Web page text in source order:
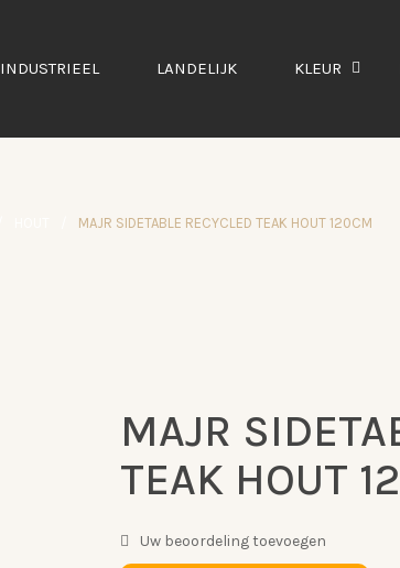
INDUSTRIEEL LANDELIJK KLEUR
MAJR SIDETABLE RECYCLED TEAK HOUT 120CM
MAJR
TEAK HOUT
Uw beoordeling toevoegen